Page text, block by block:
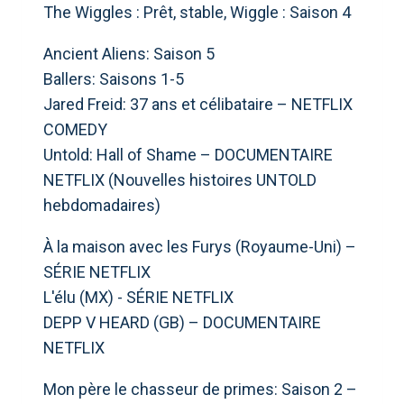
The Wiggles : Prêt, stable, Wiggle : Saison 4
Ancient Aliens: Saison 5
Ballers: Saisons 1-5
Jared Freid: 37 ans et célibataire – NETFLIX
COMEDY
Untold: Hall of Shame – DOCUMENTAIRE
NETFLIX (Nouvelles histoires UNTOLD
hebdomadaires)
À la maison avec les Furys (Royaume-Uni) –
SÉRIE NETFLIX
L'élu (MX) - SÉRIE NETFLIX
DEPP V HEARD (GB) – DOCUMENTAIRE
NETFLIX
Mon père le chasseur de primes: Saison 2 –